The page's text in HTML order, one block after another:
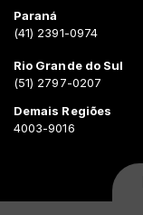
Paraná
(41) 2391-0974
Rio Grande do Sul
(51) 2797-0207
Demais Regiões
4003-9016